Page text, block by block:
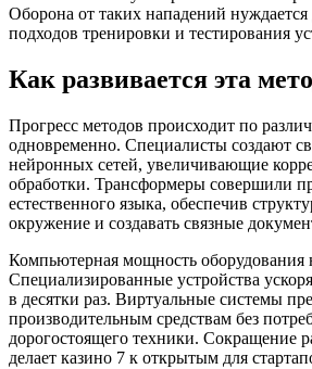
Оборона от таких нападений
подходов тренировки и тестирования
Как развивается эта
Прогресс методов происходит по
одновременно. Специалисты создают
нейронных сетей, увеличивающие
обработки. Трансформеры совершили
естественного языка, обеспечив
окружение и создавать связные
Компьютерная мощность оборудования
Специализированные устройства
в десятки раз. Виртуальные системы
производительным средствам без
дорогостоящего техники. Сокращение
делает казино 7 к открытым для